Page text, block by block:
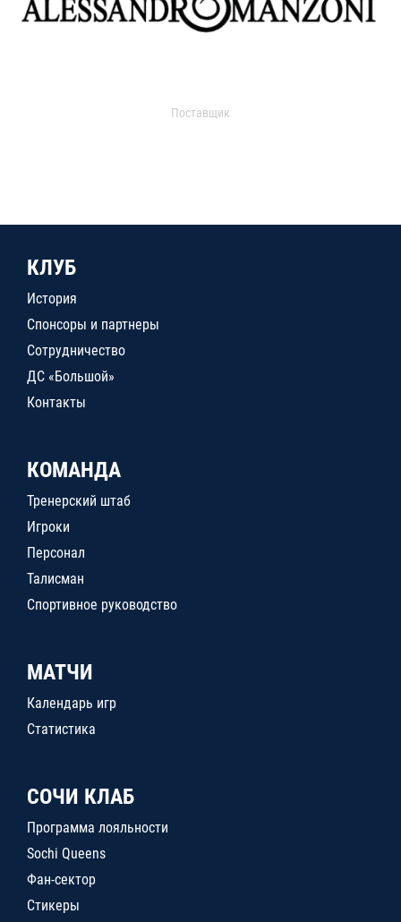
Поставщик
КЛУБ
История
Спонсоры и партнеры
Сотрудничество
ДС «Большой»
Контакты
КОМАНДА
Тренерский штаб
Игроки
Персонал
Талисман
Спортивное руководство
МАТЧИ
Календарь игр
Статистика
СОЧИ КЛАБ
Программа лояльности
Sochi Queens
Фан-сектор
Стикеры